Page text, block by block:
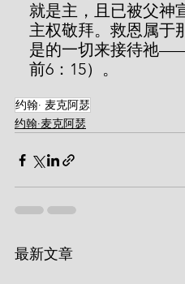
就是主，且已被父神
主权敬拜。救恩属于
是的一切来接待祂
前6：15）。
约翰· 麦克阿瑟
约翰·麦克阿瑟
最新文章